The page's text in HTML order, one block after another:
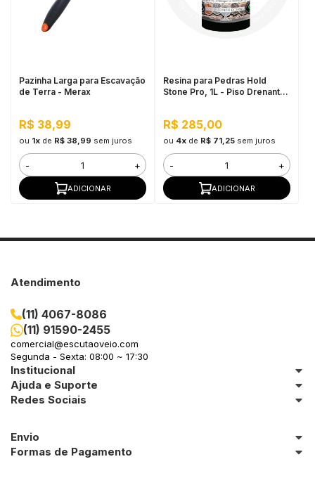
Pazinha Larga para Escavação
de Terra - Merax
R$ 38,99
ou 1xde R$ 38,99 sem juros
- +
ADICIONAR
Resina para Pedras Hold
Stone Pro, 1L - Piso Drenante
R$ 285,00
ou 4xde R$ 71,25 sem juros
- +
ADICIONAR
Atendimento
(11) 4067-8086
(11) 91590-2455
comercial@escutaoveio.com
Segunda - Sexta: 08:00 ~ 17:30
Institucional
Ajuda e Suporte
Redes Sociais
Envio
Formas de Pagamento